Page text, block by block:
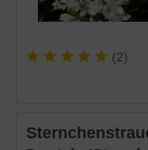
(2)
Sternchenstrauch / Erdbeerduft